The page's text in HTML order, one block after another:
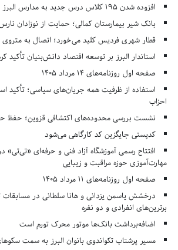
افزوده شدن ۱۹۵ کلاس درس جدید به مدارس البرز
بانک شیر بیمارستان کمالی؛ حمایت از نوزادان
قطار شهری فردیس کلید می‌خورد؛ اتصال به متروی
استاندار البرز بر توسعه اقتصاد دانش‌بنیان تأکید
صفحه اول روزنامه‌های 14 مرداد 1405
استفاده از ظرفیت همه جریان‌های سیاسی؛ تأکید
احزاب
نشست بررسی محدوده‌های اکتشافی قزوین؛ حفظ
کدپستی جایگزین کد کارگاهی می‌شود
افتتاح رسمی آموزشگاه آزاد فنی و حرفه‌ای «تی‌تی»
مهارت‌آموزی حوزه مراقبت و زیبایی
صفحه اول روزنامه‌های 11 مرداد 1405
درخشش یاسمن یزدانی و هانا سلطانی در مسابقات
برترین‌های انفرادی و دو نفره
اضافه‌برداشت بانک‌ها موتور محرک تورم است
مسیر پرشتاب تکواندوی بانوان البرز به سمت